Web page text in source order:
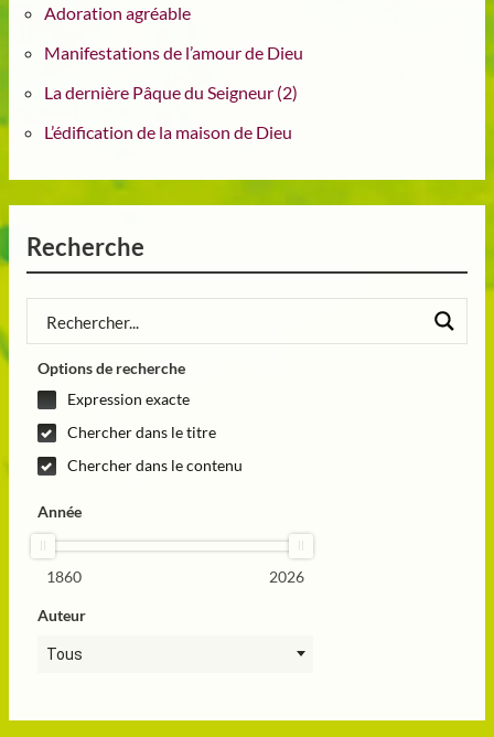
Adoration agréable
Manifestations de l’amour de Dieu
La dernière Pâque du Seigneur (2)
L’édification de la maison de Dieu
Recherche
Options de recherche
Expression exacte
Chercher dans le titre
Chercher dans le contenu
Année
1860 2026
Auteur
Tous